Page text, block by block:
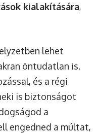
kialakítására,
lehet
öntudatlan is.
és a régi
is biztonságot
a
engedned a múltat,